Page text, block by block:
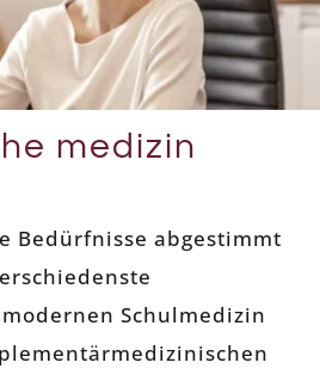
medizin
Bedürfnisse abgestimmt
Schulmedizin